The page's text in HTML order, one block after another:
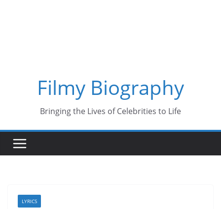
Filmy Biography
Bringing the Lives of Celebrities to Life
LYRICS